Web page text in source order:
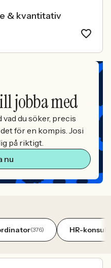
& kvantitativ
jobba med
du söker, precis
för en kompis. Josi
på riktigt.
nu
(376) HR-konsult